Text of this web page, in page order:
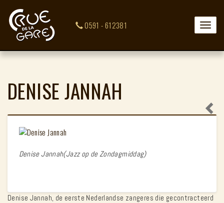
Toggle
0591 - 612381
DENISE JANNAH
Denise Jannah(Jazz op de Zondagmiddag)
Denise Jannah, de eerste Nederlandse zangeres die gecontracteerd